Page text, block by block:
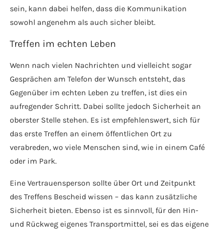
sein, kann dabei helfen, dass die Kommunikation
sowohl angenehm als auch sicher bleibt.
Treffen im echten Leben
Wenn nach vielen Nachrichten und vielleicht sogar
Gesprächen am Telefon der Wunsch entsteht, das
Gegenüber im echten Leben zu treffen, ist dies ein
aufregender Schritt. Dabei sollte jedoch Sicherheit an
oberster Stelle stehen. Es ist empfehlenswert, sich für
das erste Treffen an einem öffentlichen Ort zu
verabreden, wo viele Menschen sind, wie in einem Café
oder im Park.
Eine Vertrauensperson sollte über Ort und Zeitpunkt
des Treffens Bescheid wissen – das kann zusätzliche
Sicherheit bieten. Ebenso ist es sinnvoll, für den Hin-
und Rückweg eigenes Transportmittel, sei es das eigene